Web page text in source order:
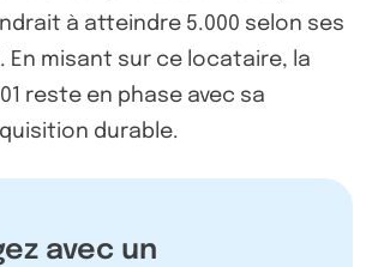
à atteindre 5.000 selon ses
En misant sur ce locataire, la
reste en phase avec sa
durable.
avec un